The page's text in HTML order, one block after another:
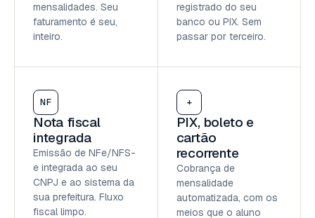
mensalidades. Seu
faturamento é seu,
inteiro.
registrado do seu
banco ou PIX. Sem
passar por terceiro.
NF
Nota fiscal
integrada
Emissão de NFe/NFS-
e integrada ao seu
CNPJ e ao sistema da
sua prefeitura. Fluxo
fiscal limpo.
+
PIX, boleto e
cartão
recorrente
Cobrança de
mensalidade
automatizada, com os
meios que o aluno